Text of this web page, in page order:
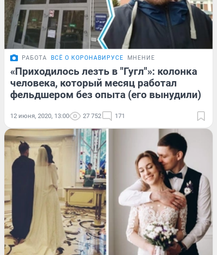
РАБОТА ВСЁ О КОРОНАВИРУСЕ МНЕНИЕ
«Приходилось лезть в "Гугл"»: колонка
человека, который месяц работал
фельдшером без опыта (его вынудили)
12 июня, 2020, 13:00 27 752 171